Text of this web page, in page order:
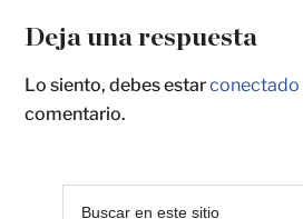
Deja una respuesta
Lo siento, debes estarconectado
comentario.